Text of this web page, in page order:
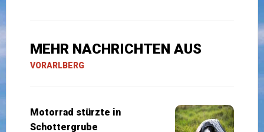
MEHR NACHRICHTEN AUS
VORARLBERG
Motorrad stürzte in
Schottergrube